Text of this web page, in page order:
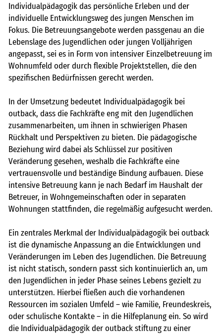
Individualpädagogik das persönliche Erleben und der
individuelle Entwicklungsweg des jungen Menschen im
Fokus. Die Betreuungsangebote werden passgenau an die
Lebenslage des Jugendlichen oder jungen Volljährigen
angepasst, sei es in Form von intensiver Einzelbetreuung im
Wohnumfeld oder durch flexible Projektstellen, die den
spezifischen Bedürfnissen gerecht werden.
In der Umsetzung bedeutet Individualpädagogik bei
outback, dass die Fachkräfte eng mit den Jugendlichen
zusammenarbeiten, um ihnen in schwierigen Phasen
Rückhalt und Perspektiven zu bieten. Die pädagogische
Beziehung wird dabei als Schlüssel zur positiven
Veränderung gesehen, weshalb die Fachkräfte eine
vertrauensvolle und beständige Bindung aufbauen. Diese
intensive Betreuung kann je nach Bedarf im Haushalt der
Betreuer, in Wohngemeinschaften oder in separaten
Wohnungen stattfinden, die regelmäßig aufgesucht werden.
Ein zentrales Merkmal der Individualpädagogik bei outback
ist die dynamische Anpassung an die Entwicklungen und
Veränderungen im Leben des Jugendlichen. Die Betreuung
ist nicht statisch, sondern passt sich kontinuierlich an, um
den Jugendlichen in jeder Phase seines Lebens gezielt zu
unterstützen. Hierbei fließen auch die vorhandenen
Ressourcen im sozialen Umfeld – wie Familie, Freundeskreis,
oder schulische Kontakte – in die Hilfeplanung ein. So wird
die Individualpädagogik der outback stiftung zu einer